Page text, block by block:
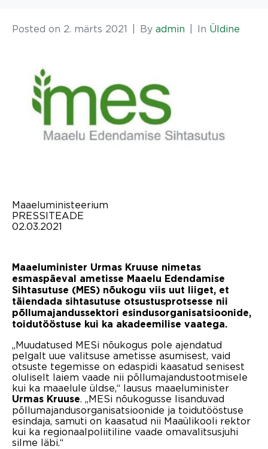
Posted on 2. märts 2021 By admin In Üldine
Maaeluministeerium
PRESSITEADE
02.03.2021
Maaeluminister Urmas Kruuse nimetas
esmaspäeval ametisse Maaelu Edendamise
Sihtasutuse (MES) nõukogu viis uut liiget, et
täiendada sihtasutuse otsustusprotsesse nii
põllumajandussektori esindusorganisatsioonide,
toidutööstuse kui ka akadeemilise vaatega.
„Muudatused MESi nõukogus pole ajendatud
pelgalt uue valitsuse ametisse asumisest, vaid
otsuste tegemisse on edaspidi kaasatud senisest
oluliselt laiem vaade nii põllumajandustootmisele
kui ka maaelule üldse,“ lausus maaeluminister
Urmas Kruuse. „MESi nõukogusse lisanduvad
põllumajandusorganisatsioonide ja toidutööstuse
esindaja, samuti on kaasatud nii Maaülikooli rektor
kui ka regionaalpoliitiline vaade omavalitsusjuhi
silme läbi.“